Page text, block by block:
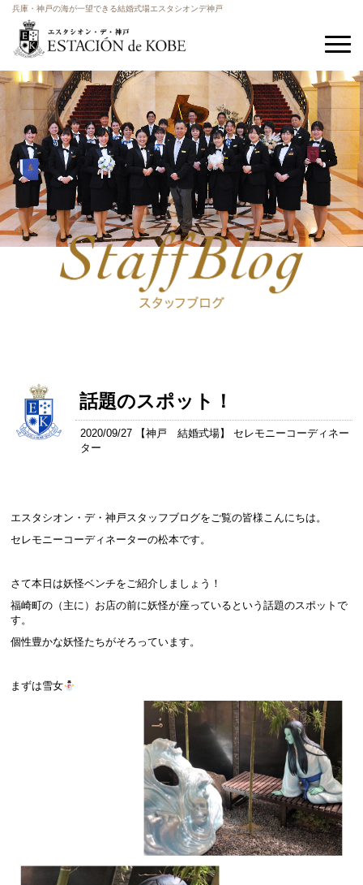
兵庫・神戸の海が一望できる結婚式場エスタシオンデ神戸
話題のスポット！
2020/09/27 【神戸 結婚式場】 セレモニーコーディネー
ター
エスタシオン・デ・神戸スタッフブログをご覧の皆様こんにちは。
セレモニーコーディネーターの松本です。
さて本日は妖怪ベンチをご紹介しましょう！
福崎町の（主に）お店の前に妖怪が座っているという話題のスポットで
す。
個性豊かな妖怪たちがそろっています。
まずは雪女